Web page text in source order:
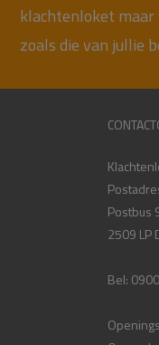
klachtenloket
zoals die van jullie
Postbus
2509 LP
Bel: